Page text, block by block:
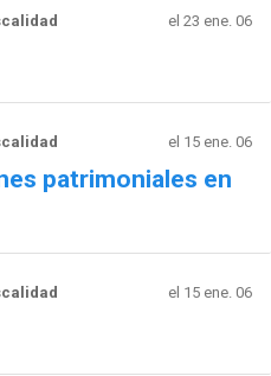
el 23 ene. 06
el 15 ene. 06
patrimoniales en
el 15 ene. 06